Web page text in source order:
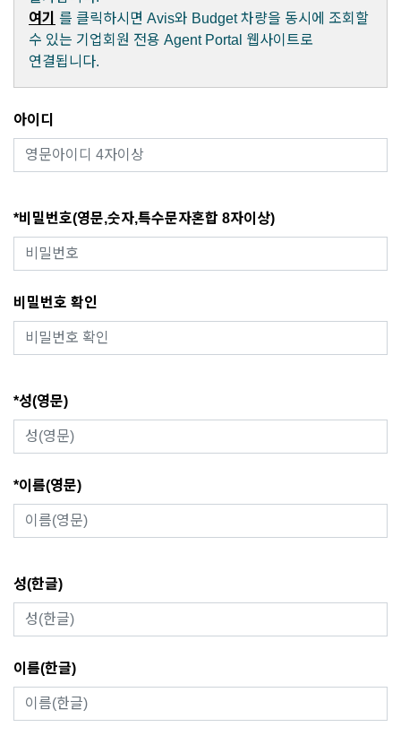
여기
를 클릭하시면 Avis와 Budget 차량을 동시에 조회할
수 있는 기업회원 전용 Agent Portal 웹사이트로
연결됩니다.
아이디
*비밀번호(영문,숫자,특수문자혼합 8자이상)
비밀번호 확인
*성(영문)
*이름(영문)
성(한글)
이름(한글)